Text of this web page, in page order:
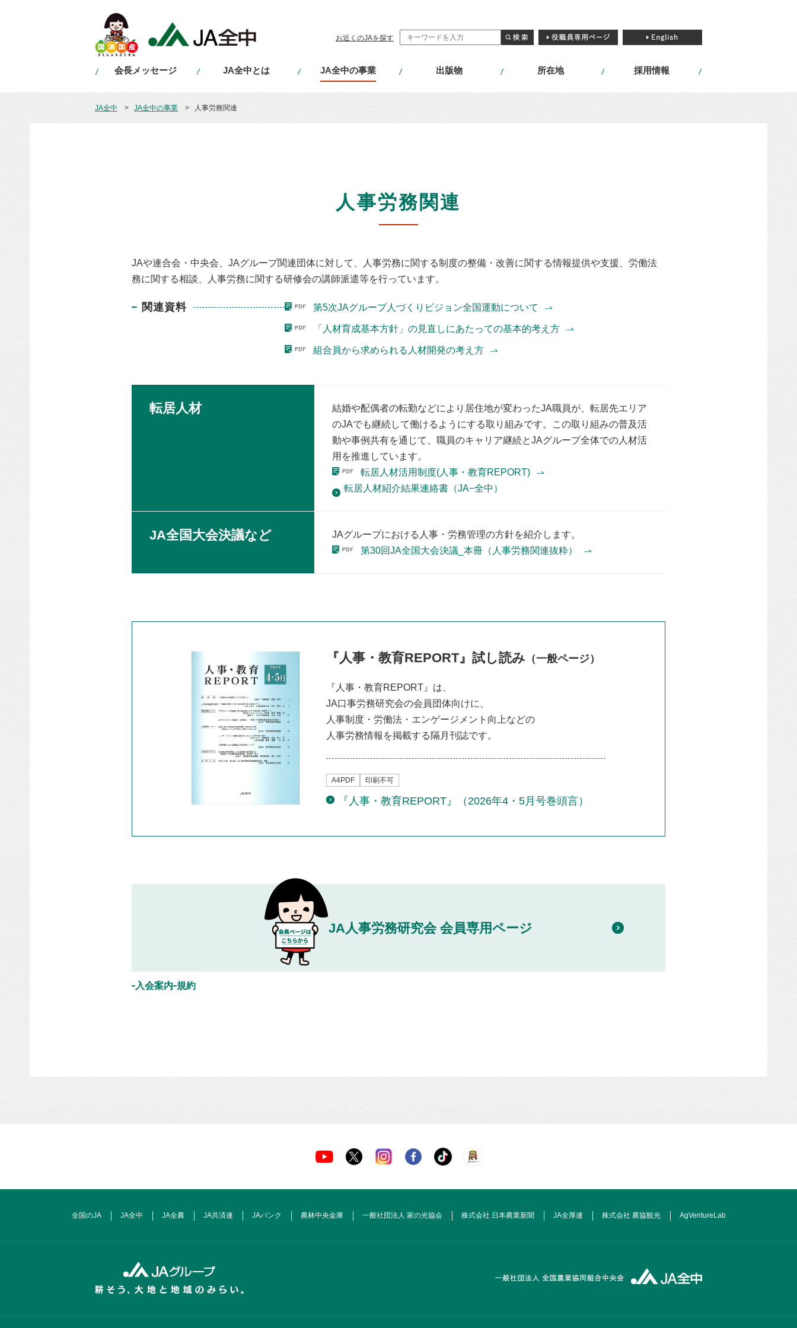
お近くのJAを探す
会長メッセージ JA全中とは JA全中の事業 出版物 所在地 採用情報
JA全中 JA全中の事業 ⼈事労務関連
⼈事労務関連
JAや連合会・中央会、JAグループ関連団体に対して、⼈事労務に関する制度の整備・改善に関する情報提供や⽀援、労働法
務に関する相談、⼈事労務に関する研修会の講師派遣等を⾏っています。
関連資料 第5次JAグループ⼈づくりビジョン全国運動について
「⼈材育成基本⽅針」の⾒直しにあたっての基本的考え⽅
組合員から求められる⼈材開発の考え⽅
転居⼈材
結婚や配偶者の転勤などにより居住地が変わったJA職員が、転居先エリア
のJAでも継続して働けるようにする取り組みです。この取り組みの普及活
動や事例共有を通じて、職員のキャリア継続とJAグループ全体での⼈材活
⽤を推進しています。
転居⼈材活⽤制度(⼈事・教育REPORT)
転居⼈材紹介結果連絡書（JA−全中）
JA全国⼤会決議など
JAグループにおける⼈事・労務管理の⽅針を紹介します。
第30回JA全国⼤会決議_本冊（⼈事労務関連抜粋）
『⼈事・教育REPORT』 試し読み （⼀般ページ）
『⼈事・教育REPORT』は、
JA⼝事労務研究会の会員団体向けに、
⼈事制度・労働法・エンゲージメント向上などの
⼈事労務情報を掲載する隔⽉刊誌です。
A4PDF 印刷不可
『⼈事・教育REPORT』（2026年4・5⽉号巻頭⾔）
JA⼈事労務研究会 会員専⽤ページ
⼊会案内 規約
全国のJA JA全中 JA全農 JA共済連 JAバンク 農林中央金庫 一般社団法人 家の光協会 株式会社 日本農業新聞 JA全厚連 株式会社 農協観光 AgVentureLab